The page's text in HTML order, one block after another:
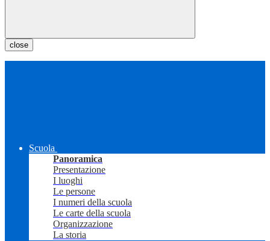
close
Scuola
Panoramica
Presentazione
I luoghi
Le persone
I numeri della scuola
Le carte della scuola
Organizzazione
La storia